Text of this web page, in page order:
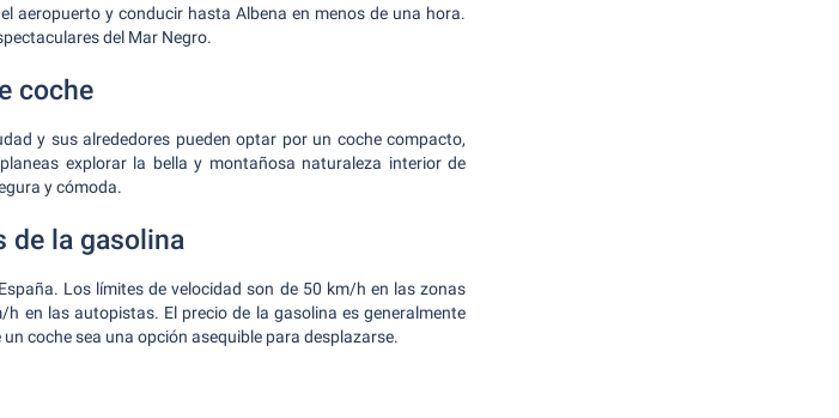
aeropuerto y conducir hasta Albena en menos de una hora.
del Mar Negro.
coche
y sus alrededores pueden optar por un coche compacto,
explorar la bella y montañosa naturaleza interior de
y cómoda.
de la gasolina
Los límites de velocidad son de 50 km/h en las zonas
en las autopistas. El precio de la gasolina es generalmente
coche sea una opción asequible para desplazarse.